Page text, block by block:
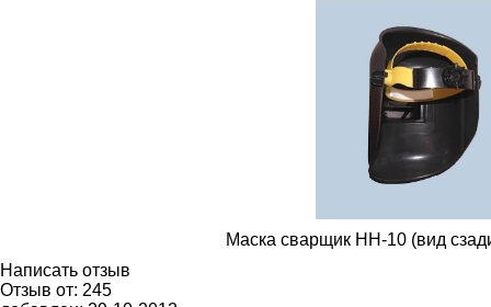
Маска сварщик НН-10 (вид
Написать отзыв
Отзыв от: 245